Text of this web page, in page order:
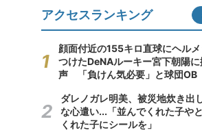
アクセスランキング
顔面付近の155キロ直球にヘル
つけたDeNAルーキー宮下朝陽
声 「負けん気必要」と球団OB
ダレノガレ明美、被災地炊き出
な心遣い...「並んでくれた子や
くれた子にシールを」